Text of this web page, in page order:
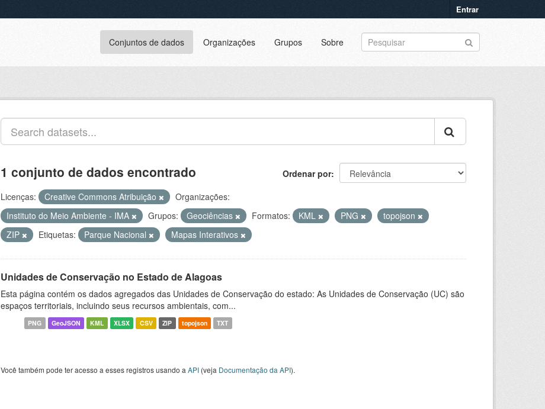
Entrar
Conjuntos de dados Organizações Grupos Sobre
Ordenar por
1 conjunto de dados encontrado
Licenças: Creative Commons Atribuição
Organizações:
Instituto do Meio Ambiente - IMA
Grupos: Geociências Formatos: KML PNG
topojson
ZIP
Etiquetas: Parque Nacional Mapas Interativos
Unidades de Conservação no Estado de Alagoas
Esta página contém os dados agregados das Unidades de Conservação do estado: As Unidades de Conservação (UC) são
espaços territoriais, incluindo seus recursos ambientais, com...
PNG GeoJSON KML XLSX CSV ZIP topojson TXT
Você também pode ter acesso a esses registros usando a API (veja Documentação da API).